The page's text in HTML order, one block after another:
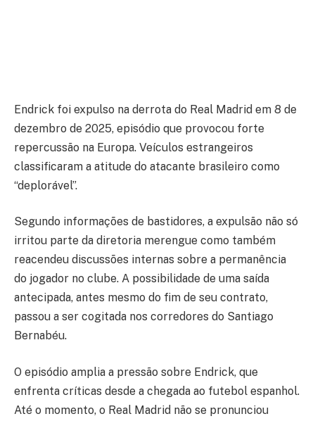
Endrick foi expulso na derrota do Real Madrid em 8 de
dezembro de 2025, episódio que provocou forte
repercussão na Europa. Veículos estrangeiros
classificaram a atitude do atacante brasileiro como
“deplorável”.
Segundo informações de bastidores, a expulsão não só
irritou parte da diretoria merengue como também
reacendeu discussões internas sobre a permanência
do jogador no clube. A possibilidade de uma saída
antecipada, antes mesmo do fim de seu contrato,
passou a ser cogitada nos corredores do Santiago
Bernabéu.
O episódio amplia a pressão sobre Endrick, que
enfrenta críticas desde a chegada ao futebol espanhol.
Até o momento, o Real Madrid não se pronunciou